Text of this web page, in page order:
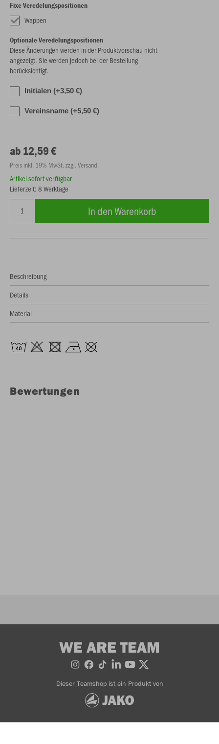
Fixe Veredelungspositionen
Wappen
Optionale Veredelungspositionen
Diese Änderungen werden in der Produktvorschau nicht
angezeigt. Sie werden jedoch bei der Bestellung
berücksichtigt.
Initialen (+3,50 €)
Vereinsname (+5,50 €)
ab 12,59 €
Preis inkl. 19% MwSt. zzgl. Versand
Artikel sofort verfügbar
Lieferzeit: 8 Werktage
In den Warenkorb
Beschreibung
Details
Material
Bewertungen
WE ARE TEAM
Dieser Teamshop ist ein Produkt von